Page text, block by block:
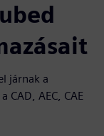
járnak a
CAD, AEC, CAE